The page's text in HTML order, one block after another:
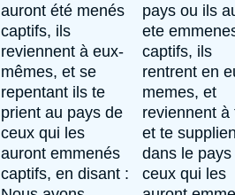
auront été menés
captifs, ils
reviennent à eux-
mêmes, et se
repentant ils te
prient au pays de
ceux qui les
auront emmenés
captifs, en disant :
pays ou ils
ete
captifs, ils
rentrent en
memes, et
reviennent à
et te
dans le pays
ceux qui les